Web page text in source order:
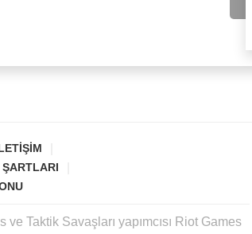
Taktik Savaşları yapımcısı Riot Games